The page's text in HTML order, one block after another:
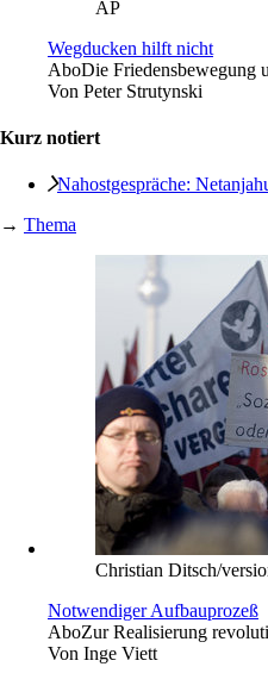
AP
Wegducken hilft nicht
AboDie Friedensbewegung
Von Peter Strutynski
Kurz notiert
Nahostgespräche:
→ Thema
Christian Ditsch/
Notwendiger Aufbauprozeß
AboZur Realisierung
Von Inge Viett